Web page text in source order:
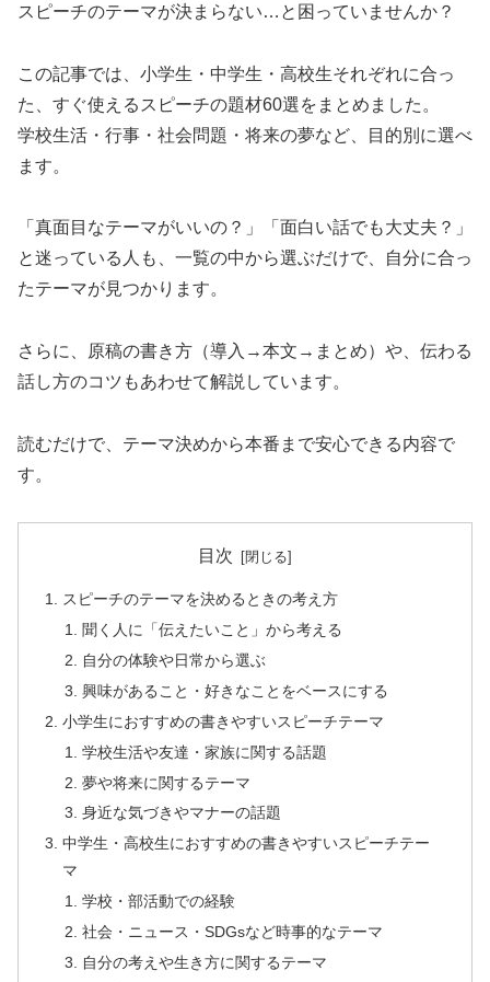
スピーチのテーマが決まらない…と困っていませんか？
この記事では、小学生・中学生・高校生それぞれに合っ
た、すぐ使えるスピーチの題材60選をまとめました。
学校生活・行事・社会問題・将来の夢など、目的別に選べ
ます。
「真面目なテーマがいいの？」「面白い話でも大丈夫？」
と迷っている人も、一覧の中から選ぶだけで、自分に合っ
たテーマが見つかります。
さらに、原稿の書き方（導入→本文→まとめ）や、伝わる
話し方のコツもあわせて解説しています。
読むだけで、テーマ決めから本番まで安心できる内容で
す。
目次
スピーチのテーマを決めるときの考え方
聞く人に「伝えたいこと」から考える
自分の体験や日常から選ぶ
興味があること・好きなことをベースにする
小学生におすすめの書きやすいスピーチテーマ
学校生活や友達・家族に関する話題
夢や将来に関するテーマ
身近な気づきやマナーの話題
中学生・高校生におすすめの書きやすいスピーチテー
マ
学校・部活動での経験
社会・ニュース・SDGsなど時事的なテーマ
自分の考えや生き方に関するテーマ